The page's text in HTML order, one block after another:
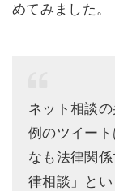
めてみました。
ネット相談
例のツイー
なも法律関
律相談」と